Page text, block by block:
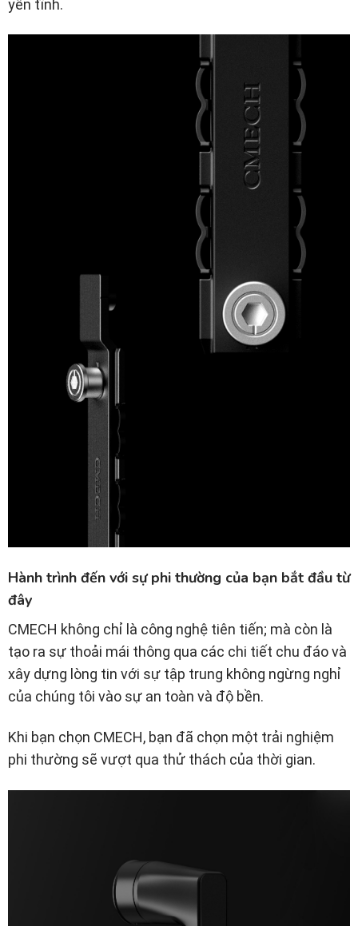
yên tĩnh.
Hành trình đến với sự phi thường của bạn bắt đầu từ
đây
CMECH không chỉ là công nghệ tiên tiến; mà còn là
tạo ra sự thoải mái thông qua các chi tiết chu đáo và
xây dựng lòng tin với sự tập trung không ngừng nghỉ
của chúng tôi vào sự an toàn và độ bền.
Khi bạn chọn CMECH, bạn đã chọn một trải nghiệm
phi thường sẽ vượt qua thử thách của thời gian.